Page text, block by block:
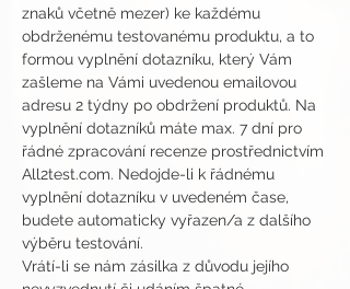
znaků včetně mezer) ke každému
obdrženému testovanému produktu, a to
formou vyplnění dotazníku, který Vám
zašleme na Vámi uvedenou emailovou
adresu 2 týdny po obdržení produktů. Na
vyplnění dotazníků máte max. 7 dní pro
řádné zpracování recenze prostřednictvím
All2test.com. Nedojde-li k řádnému
vyplnění dotazníku v uvedeném čase,
budete automaticky vyřazen/a z dalšího
výběru testování.
Vrátí-li se nám zásilka z důvodu jejího